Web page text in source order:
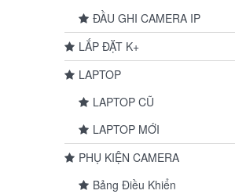
ĐẦU GHI CAMERA IP
LẮP ĐẶT K+
LAPTOP
LAPTOP CŨ
LAPTOP MỚI
PHỤ KIỆN CAMERA
Bảng Điều Khiển